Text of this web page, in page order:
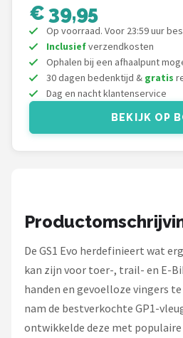
POPULAIRE MERKEN
Basil
Volare
BBB Cycling
Schwalbe
Voltano
€ 39,95
Op voorraad. Voor 23:59 uur
Inclusiefverzendkosten
Ophalen bij een afhaalpunt
30 dagen bedenktijd & gratis
Dag en nacht klantenservice
BEKIJK OP
De GS1 Evo herdefinieert wat
kan zijn voor toer-, trail- en E-
handen en gevoelloze vingers
nam de bestverkochte GP1-
ontwikkelde deze met populaire